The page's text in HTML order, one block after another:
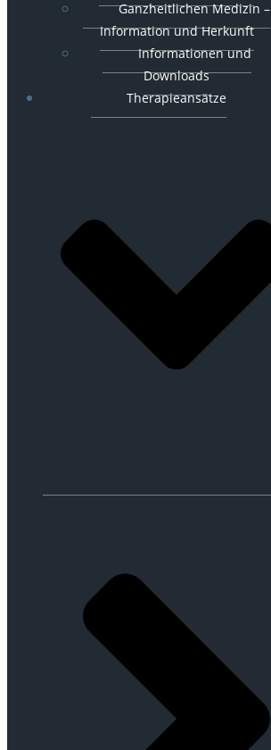
Ganzheitlichen Medizin –
Information und Herkunft
Informationen und
Downloads
Therapieansätze